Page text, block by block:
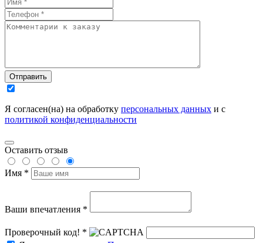
Отправить
Я согласен(на) на обработку персональных данных и с
политикой конфиденциальности
Оставить отзыв
Имя *
Ваши впечатления *
Проверочный код! *